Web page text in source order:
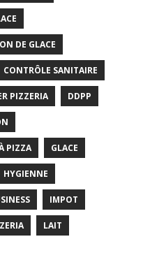
DE GLACE
CONTRÔLE SANITAIRE
PIZZERIA DDPP
PIZZA GLACE
HYGIENNE
IMPOT
LAIT